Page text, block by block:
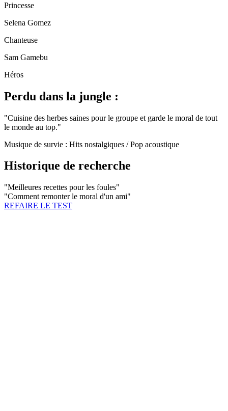
Princesse
Selena Gomez
Chanteuse
Sam Gamebu
Héros
Perdu dans la jungle :
"Cuisine des herbes saines pour le groupe et garde le moral de tout
le monde au top."
Musique de survie : Hits nostalgiques / Pop acoustique
Historique de recherche
"Meilleures recettes pour les foules"
"Comment remonter le moral d'un ami"
REFAIRE LE TEST